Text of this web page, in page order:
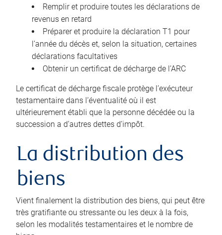
Remplir et produire toutes les déclarations de
revenus en retard
Préparer et produire la déclaration T1 pour
l’année du décès et, selon la situation, certaines
déclarations facultatives
Obtenir un certificat de décharge de l’ARC
Le certificat de décharge fiscale protège l’exécuteur
testamentaire dans l’éventualité où il est
ultérieurement établi que la personne décédée ou la
succession a d’autres dettes d’impôt.
La distribution des
biens
Vient finalement la distribution des biens, qui peut être
très gratifiante ou stressante ou les deux à la fois,
selon les modalités testamentaires et le nombre de